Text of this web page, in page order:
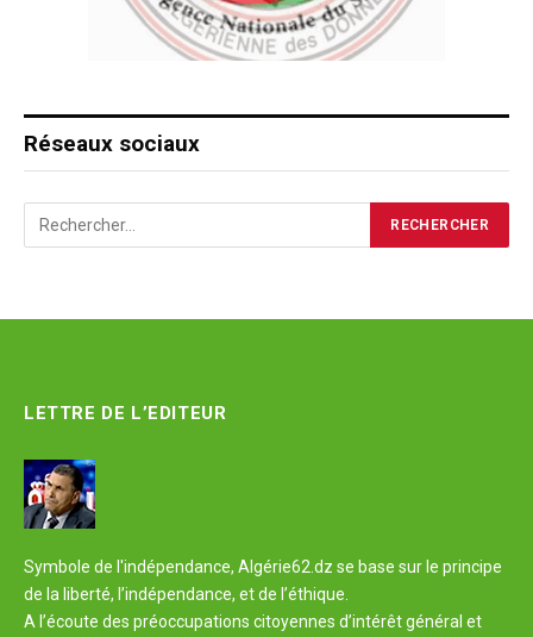
Réseaux sociaux
LETTRE DE L’EDITEUR
Symbole de l'indépendance, Algérie62.dz se base sur le principe
de la liberté, l’indépendance, et de l’éthique.
A l’écoute des préoccupations citoyennes d’intérêt général et